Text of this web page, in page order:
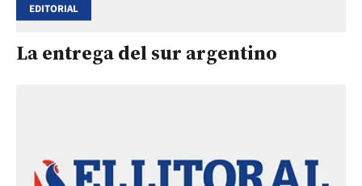
EDITORIAL
La entrega del sur argentino